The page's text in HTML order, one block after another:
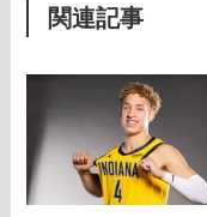
関連記事